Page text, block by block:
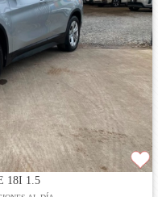
18I 1.5